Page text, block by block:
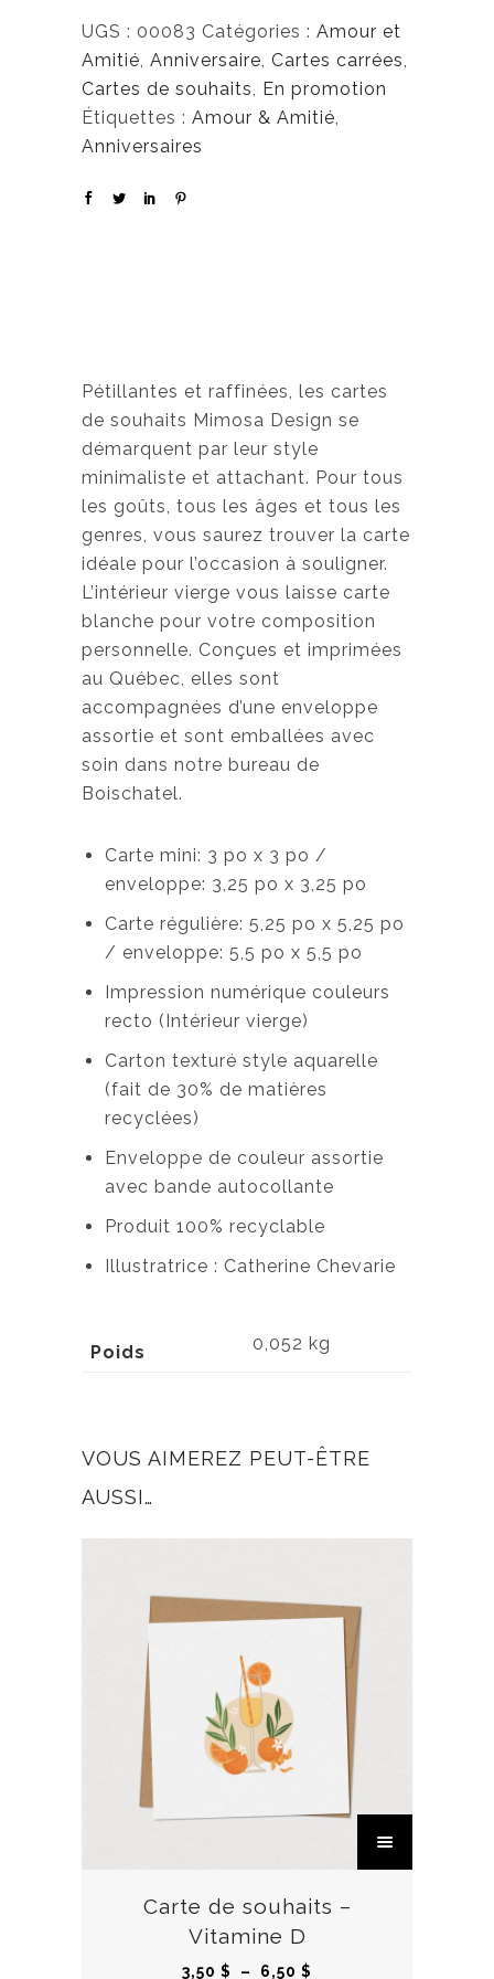
UGS : 00083 Catégories : Amour et
Amitié, Anniversaire, Cartes carrées,
Cartes de souhaits, En promotion
Étiquettes : Amour & Amitié,
Anniversaires
Pétillantes et raffinées, les cartes
de souhaits Mimosa Design se
démarquent par leur style
minimaliste et attachant. Pour tous
les goûts, tous les âges et tous les
genres, vous saurez trouver la carte
idéale pour l’occasion à souligner.
L’intérieur vierge vous laisse carte
blanche pour votre composition
personnelle. Conçues et imprimées
au Québec, elles sont
accompagnées d’une enveloppe
assortie et sont emballées avec
soin dans notre bureau de
Boischatel.
Carte mini: 3 po x 3 po /
enveloppe: 3,25 po x 3,25 po
Carte régulière: 5,25 po x 5,25 po
/ enveloppe: 5,5 po x 5,5 po
Impression numérique couleurs
recto (Intérieur vierge)
Carton texturé style aquarelle
(fait de 30% de matières
recyclées)
Enveloppe de couleur assortie
avec bande autocollante
Produit 100% recyclable
Illustratrice : Catherine Chevarie
Poids 0,052 kg
VOUS AIMEREZ PEUT-ÊTRE
AUSSI…
Carte de souhaits –
Vitamine D
3,50 $ – 6,50 $
C
e
p